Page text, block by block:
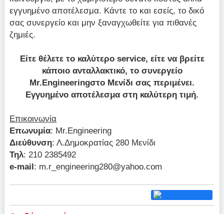
εγγυημένο αποτέλεσμα. Κάντε το και εσείς, το δικό
σας συνεργείο και μην ξαναγχωθείτε για πιθανές
ζημιές.
Είτε θέλετε το καλύτερο service, είτε να βρείτε
κάποιο ανταλλακτικό, το συνεργείο
Mr.Engineeringστο Μενίδι σας περιμένει.
Εγγυημένο αποτέλεσμα στη καλύτερη τιμή.
Επικοινωνία
Επωνυμία: Mr.Engineering
Διεύθυνση: Λ.Δημοκρατίας 280 Μενίδι
Τηλ: 210 2385492
e-mail: m.r_engineering280@yahoo.com